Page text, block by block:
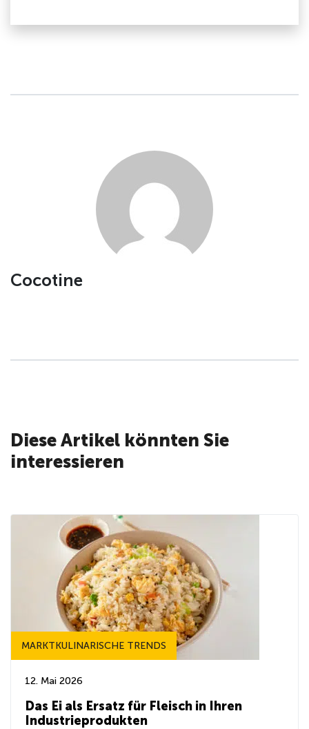
Cocotine
Diese Artikel könnten Sie
interessieren
MARKTKULINARISCHE TRENDS
12. Mai 2026
Das Ei als Ersatz für Fleisch in Ihren
Industrieprodukten